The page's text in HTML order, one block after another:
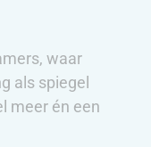
waar
als spiegel
meer én een